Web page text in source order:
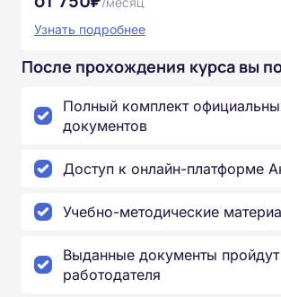
Узнать подробнее
После прохождения курса вы
Полный комплект
документов
Доступ к онлайн-платформе
Учебно-методические
Выданные документы
работодателя